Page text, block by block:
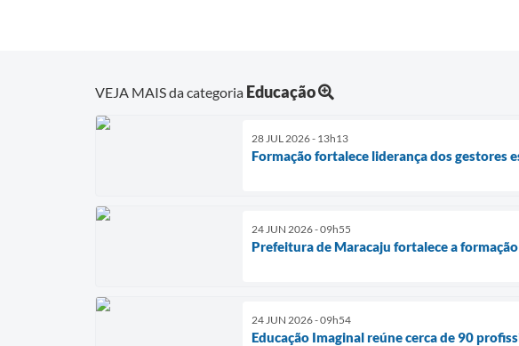
VEJA MAIS da categoria Educação
28 JUL 2026 - 13h13
Formação fortalece liderança dos gestores
24 JUN 2026 - 09h55
Prefeitura de Maracaju fortalece a
24 JUN 2026 - 09h54
Educação Imaginal reúne cerca de 90